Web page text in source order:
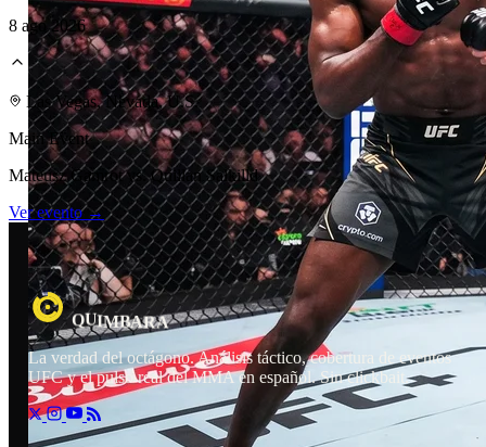
Laboratorio Técnico
8 ago 2026
Las Vegas, Nevada, U.S.
Main Event
Mateusz Gamrot vs. Quillan Salkilld
Ver evento →
QUIMBARA
La verdad del octágono. Análisis táctico, cobertura de eventos
UFC y el pulso real del MMA en español. Sin clickbait.